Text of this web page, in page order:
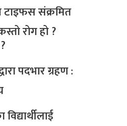
टाइफस संक्रमित
रोग हो ?
पदभार ग्रहण :